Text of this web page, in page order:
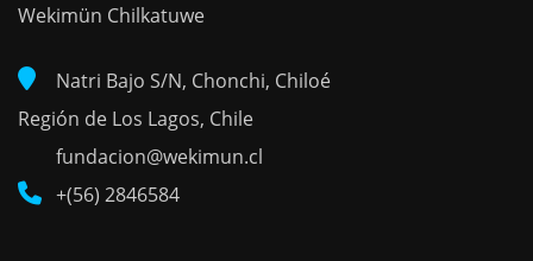
Wekimün Chilkatuwe
Natri Bajo S/N, Chonchi, Chiloé
Región de Los Lagos, Chile
fundacion@wekimun.cl
+(56) 2846584